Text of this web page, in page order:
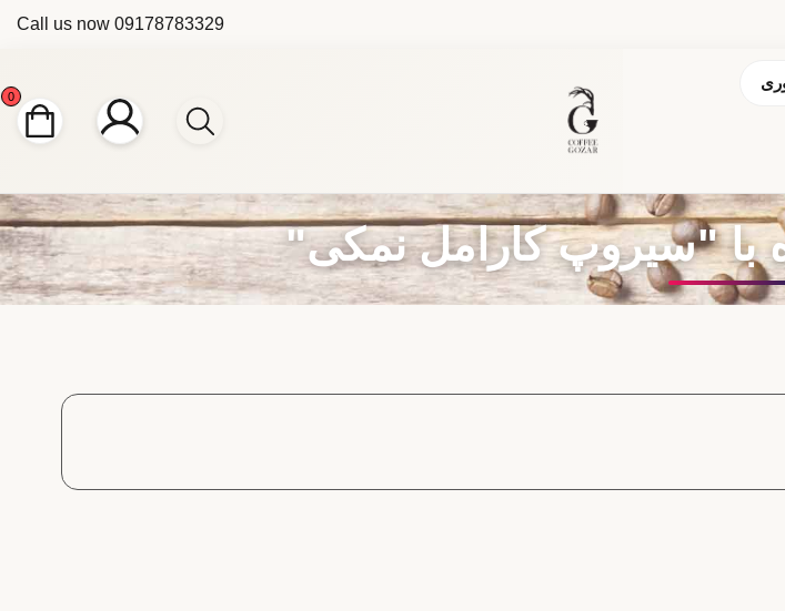
Call us now 09178783329
0
"سیروپ کارامل نمکی"